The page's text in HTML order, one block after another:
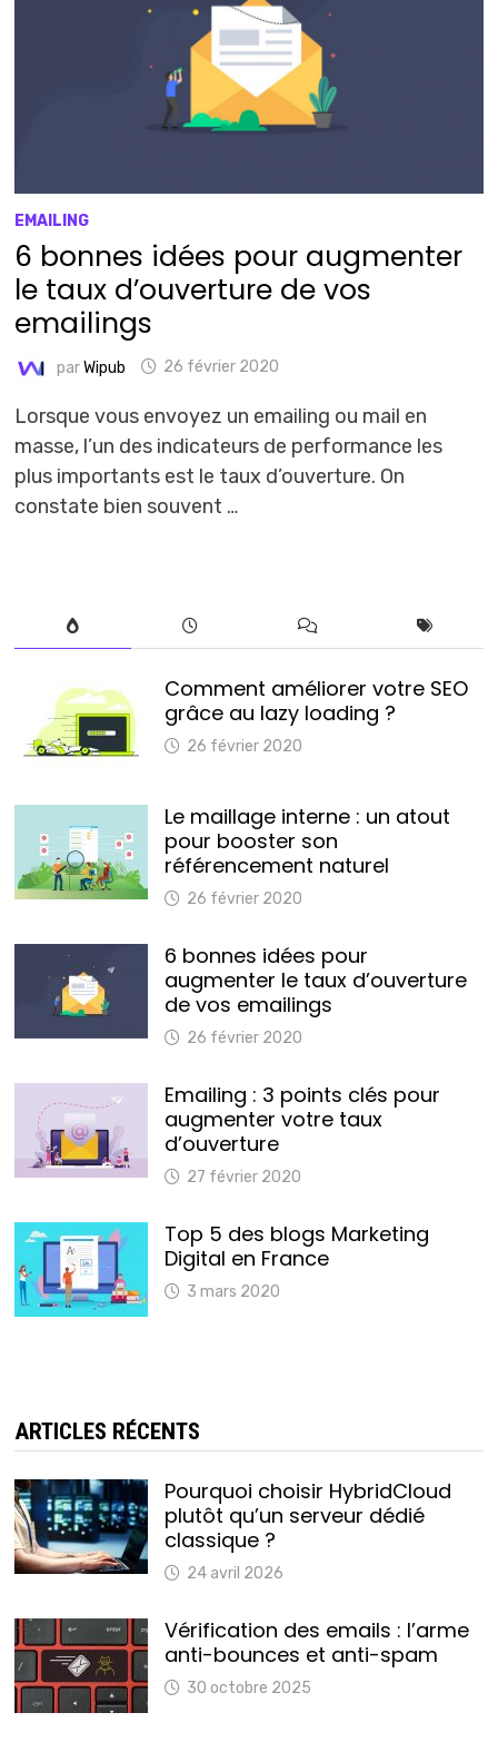
EMAILING
6 bonnes idées pour augmenter
le taux d’ouverture de vos
emailings
parWipub 26 février 2020
Lorsque vous envoyez un emailing ou mail en
masse, l’un des indicateurs de performance les
plus importants est le taux d’ouverture. On
constate bien souvent …
Comment améliorer votre SEO
grâce au lazy loading ?
26 février 2020
Le maillage interne : un atout
pour booster son
référencement naturel
26 février 2020
6 bonnes idées pour
augmenter le taux d’ouverture
de vos emailings
26 février 2020
Emailing : 3 points clés pour
augmenter votre taux
d’ouverture
27 février 2020
Top 5 des blogs Marketing
Digital en France
3 mars 2020
ARTICLES RÉCENTS
Pourquoi choisir HybridCloud
plutôt qu’un serveur dédié
classique ?
24 avril 2026
Vérification des emails : l’arme
anti-bounces et anti-spam
30 octobre 2025